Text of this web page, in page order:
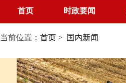
首页 时政要闻
当前位置： 首页 > 国内新闻